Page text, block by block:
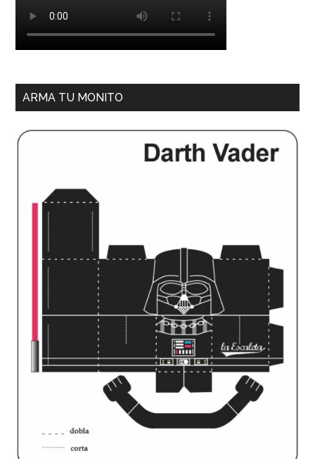
ARMA TU MONITO